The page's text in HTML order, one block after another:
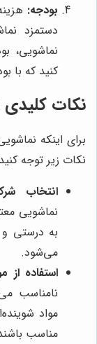
بودجه:
دستمزد
نماشویی،
کنید که با
نکات
برای اینکه
نکات زیر توجه
انتخاب
نماشویی
به درستی و
می‌شود.
استفاده از
نامناسب
مواد
مناسب